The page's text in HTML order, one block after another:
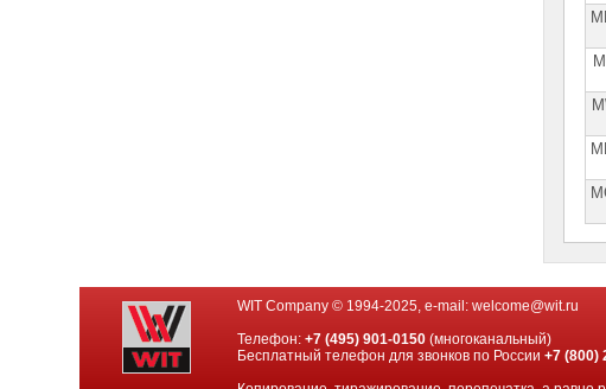
WIT Company © 1994-2025, e-mail: welcome@wit.ru
Телефон:+7 (495) 901-0150 (многоканальный)
Бесплатный телефон для звонков по России+7 (800)